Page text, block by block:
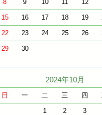
8 9 10 11 12
15 16 17 18 19
22 23 24 25 26
29 30
2024年10月
日 一 二 三 四
1 2 3